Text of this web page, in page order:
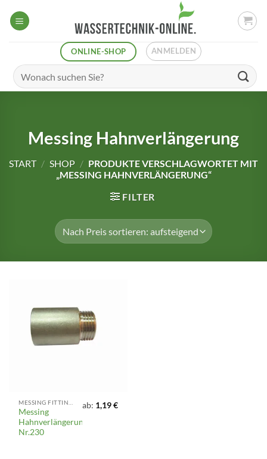
Inhalt
ONLINE-SHOP ANMELDEN
Suchen
nach:
Messing Hahnverlängerung
START / SHOP / PRODUKTE VERSCHLAGWORTET MIT
„MESSING HAHNVERLÄNGERUNG“
FILTER
Messing
Hahnverlängerung,
Nr.230
ab: 1,19€